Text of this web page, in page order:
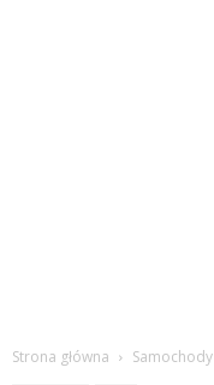
Strona główna Samochody